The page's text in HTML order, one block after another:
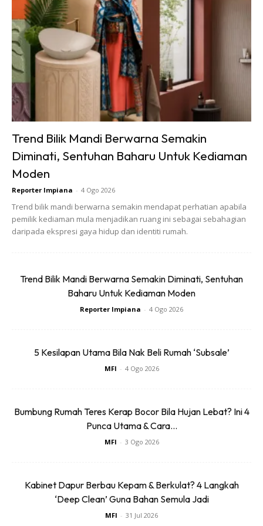
SENI DAN ALAM BERSATU. ANDA YANG
DINDING RUMAHNYA KEPADA LUKISAN -LUKISAN
YANG BERUNSURKAN ALAM DAN PELBAGAI LAGI
JENIS BINGKAI BESAR UNTUK MENARIK PERHATIAN.
Ads
Trend Bilik Mandi Berwarna Semakin
Diminati, Sentuhan Baharu Untuk Kediaman
Moden
Reporter Impiana - 4 Ogo 2026
Trend bilik mandi berwarna semakin mendapat perhatian apabila
pemilik kediaman mula menjadikan ruang ini sebagai sebahagian
daripada ekspresi gaya hidup dan identiti rumah.
Trend Bilik Mandi Berwarna Semakin Diminati, Sentuhan
Baharu Untuk Kediaman Moden
Reporter Impiana - 4 Ogo 2026
5 Kesilapan Utama Bila Nak Beli Rumah ‘Subsale’
MFI - 4 Ogo 2026
Bumbung Rumah Teres Kerap Bocor Bila Hujan Lebat? Ini 4
Punca Utama & Cara...
MFI - 3 Ogo 2026
Kabinet Dapur Berbau Kepam & Berkulat? 4 Langkah
‘Deep Clean’ Guna Bahan Semula Jadi
MFI - 31 Jul 2026